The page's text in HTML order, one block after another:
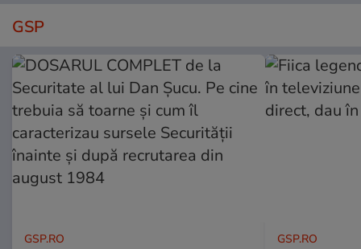
GSP
GSP.RO GSP.RO